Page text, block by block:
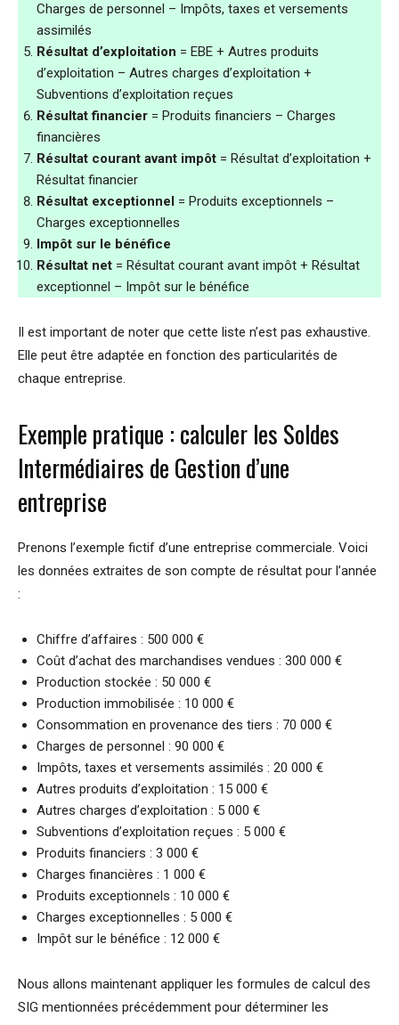
Charges de personnel – Impôts, taxes et versements
assimilés
Résultat d’exploitation = EBE + Autres produits
d’exploitation – Autres charges d’exploitation +
Subventions d’exploitation reçues
Résultat financier = Produits financiers – Charges
financières
Résultat courant avant impôt = Résultat d’exploitation +
Résultat financier
Résultat exceptionnel = Produits exceptionnels –
Charges exceptionnelles
Impôt sur le bénéfice
Résultat net = Résultat courant avant impôt + Résultat
exceptionnel – Impôt sur le bénéfice
Il est important de noter que cette liste n’est pas exhaustive.
Elle peut être adaptée en fonction des particularités de
chaque entreprise.
Exemple pratique : calculer les Soldes
Intermédiaires de Gestion d’une
entreprise
Prenons l’exemple fictif d’une entreprise commerciale. Voici
les données extraites de son compte de résultat pour l’année
:
Chiffre d’affaires : 500 000 €
Coût d’achat des marchandises vendues : 300 000 €
Production stockée : 50 000 €
Production immobilisée : 10 000 €
Consommation en provenance des tiers : 70 000 €
Charges de personnel : 90 000 €
Impôts, taxes et versements assimilés : 20 000 €
Autres produits d’exploitation : 15 000 €
Autres charges d’exploitation : 5 000 €
Subventions d’exploitation reçues : 5 000 €
Produits financiers : 3 000 €
Charges financières : 1 000 €
Produits exceptionnels : 10 000 €
Charges exceptionnelles : 5 000 €
Impôt sur le bénéfice : 12 000 €
Nous allons maintenant appliquer les formules de calcul des
SIG mentionnées précédemment pour déterminer les